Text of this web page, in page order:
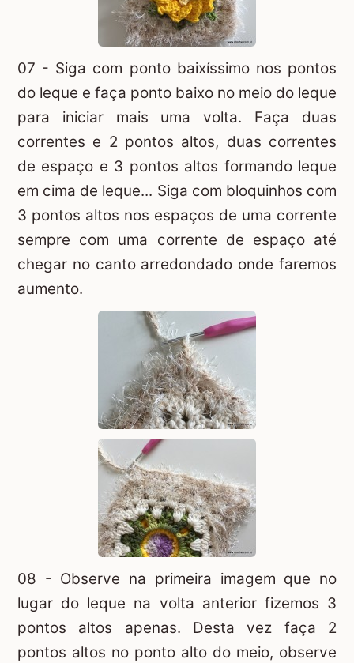
07 - Siga com ponto baixíssimo nos pontos
do leque e faça ponto baixo no meio do leque
para iniciar mais uma volta. Faça duas
correntes e 2 pontos altos, duas correntes
de espaço e 3 pontos altos formando leque
em cima de leque... Siga com bloquinhos com
3 pontos altos nos espaços de uma corrente
sempre com uma corrente de espaço até
chegar no canto arredondado onde faremos
aumento.
08 - Observe na primeira imagem que no
lugar do leque na volta anterior fizemos 3
pontos altos apenas. Desta vez faça 2
pontos altos no ponto alto do meio, observe